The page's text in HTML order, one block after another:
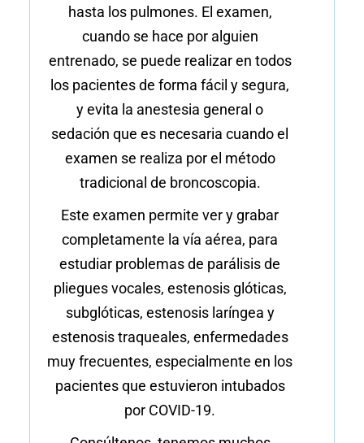
hasta los pulmones. El examen,
cuando se hace por alguien
entrenado, se puede realizar en todos
los pacientes de forma fácil y segura,
y evita la anestesia general o
sedación que es necesaria cuando el
examen se realiza por el método
tradicional de broncoscopia.
Este examen permite ver y grabar
completamente la vía aérea, para
estudiar problemas de parálisis de
pliegues vocales, estenosis glóticas,
subglóticas, estenosis laríngea y
estenosis traqueales, enfermedades
muy frecuentes, especialmente en los
pacientes que estuvieron intubados
por COVID-19.